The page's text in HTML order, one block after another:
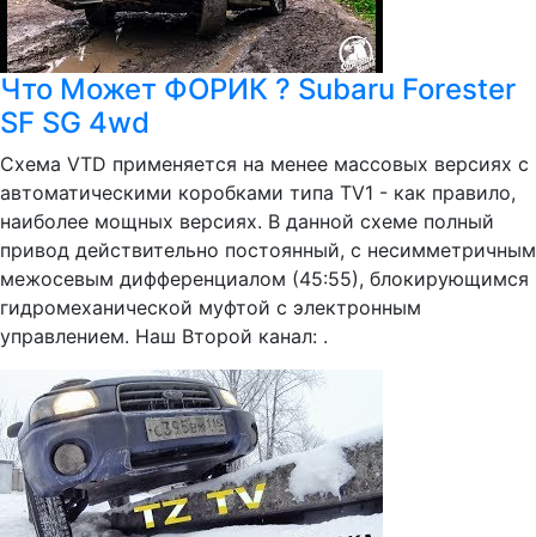
Что Может ФОРИК ? Subaru Forester
SF SG 4wd
Схема VTD применяется на менее массовых версиях с
автоматическими коробками типа TV1 - как правило,
наиболее мощных версиях. В данной схеме полный
привод действительно постоянный, с несимметричным
межосевым дифференциалом (45:55), блокирующимся
гидромеханической муфтой с электронным
управлением. Наш Второй канал: .